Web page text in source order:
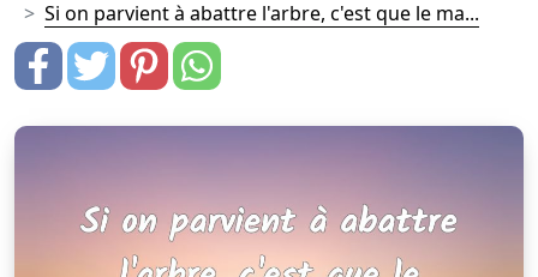
Si on parvient à abattre l'arbre, c'est que le ma...